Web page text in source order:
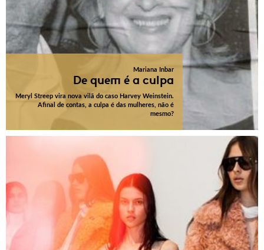
Mariana Inbar
De quem é a culpa
Meryl Streep vira nova vilã do caso Harvey Weinstein.
Afinal de contas, a culpa é das mulheres, não é
mesmo?